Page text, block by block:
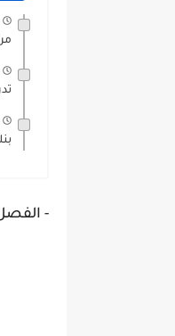
- الفصل